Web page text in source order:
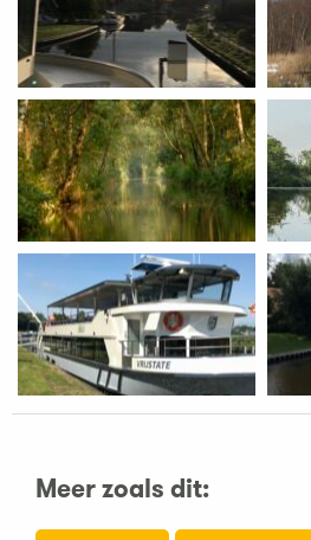
Meer zoals dit: